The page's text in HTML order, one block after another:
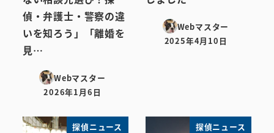
偵・弁護士・警察の違
いを知ろう」「離婚を
見…
Webマスター
投稿日
2026年1月6日
Webマスター
投稿日
2025年4月10日
探偵ニュース 探偵ニュース